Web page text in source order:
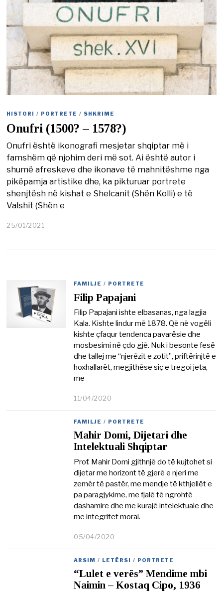
HISTORI / PORTRETE / SHKRIME
Onufri (1500? – 1578?)
Onufri është ikonografi mesjetar shqiptar më i
famshëm që njohim deri më sot. Ai është autor i
shumë afreskeve dhe ikonave të mahnitëshme nga
pikëpamja artistike dhe, ka pikturuar portrete
shenjtësh në kishat e Shelcanit (Shën Kolli) e të
Valshit (Shën e
25/01/2021
0
0
2
1
FAMILJE / PORTRETE
Filip Papajani
Filip Papajani ishte elbasanas, nga lagjia
Kala. Kishte lindur më 1878. Që në vogëli
kishte çfaqur tendenca pavarësie dhe
mosbesimi në çdo gjë. Nuk i besonte fesë
dhe tallej me “njerëzit e zotit”, priftërinjtë e
hoxhallarët, megjithëse siç e tregoi jeta,
me
11/04/2020
0
3
2
0
2
FAMILJE / PORTRETE
Mahir Domi, Dijetari dhe
Intelektuali Shqiptar
Prof. Mahir Domi gjithnjë do të kujtohet si
dijetar me horizont të gjerë e njeri me
zemër të pastër, me mendje të kthjellët e
pa paragjykime, me fjalë të ngrohtë
dashamire dhe me kurajë intelektuale dhe
me integritet moral.
05/04/2020
0
3
/
2
ARSIM / LETËRSI / PORTRETE
“Lulet e verës” Mendime mbi
Naimin – Kostaq Cipo, 1936